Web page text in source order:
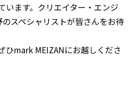
います。クリエイター・エンジ
スペシャリストが皆さんをお待
ひmark MEIZANにお越しくださ